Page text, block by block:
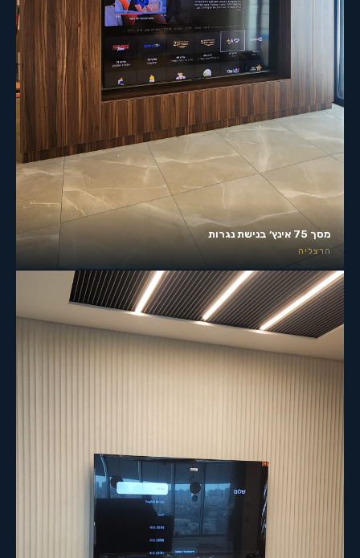
מסך 75 אינץ׳ בנישת נגרות
הרצליה